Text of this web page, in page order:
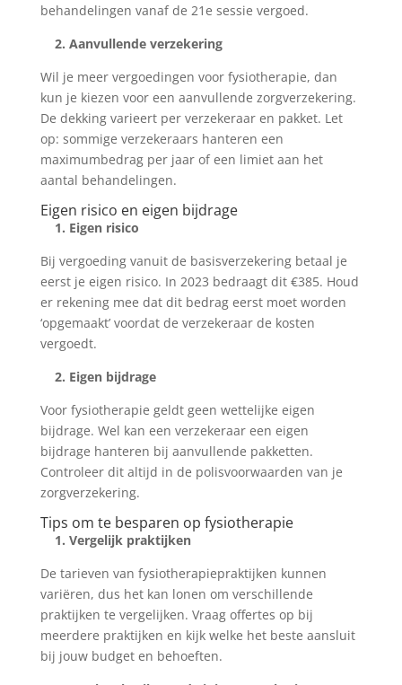
behandelingen vanaf de 21e sessie vergoed.
2. Aanvullende verzekering
Wil je meer vergoedingen voor fysiotherapie, dan
kun je kiezen voor een aanvullende zorgverzekering.
De dekking varieert per verzekeraar en pakket. Let
op: sommige verzekeraars hanteren een
maximumbedrag per jaar of een limiet aan het
aantal behandelingen.
Eigen risico en eigen bijdrage
1. Eigen risico
Bij vergoeding vanuit de basisverzekering betaal je
eerst je eigen risico. In 2023 bedraagt dit €385. Houd
er rekening mee dat dit bedrag eerst moet worden
‘opgemaakt’ voordat de verzekeraar de kosten
vergoedt.
2. Eigen bijdrage
Voor fysiotherapie geldt geen wettelijke eigen
bijdrage. Wel kan een verzekeraar een eigen
bijdrage hanteren bij aanvullende pakketten.
Controleer dit altijd in de polisvoorwaarden van je
zorgverzekering.
Tips om te besparen op fysiotherapie
1. Vergelijk praktijken
De tarieven van fysiotherapiepraktijken kunnen
variëren, dus het kan lonen om verschillende
praktijken te vergelijken. Vraag offertes op bij
meerdere praktijken en kijk welke het beste aansluit
bij jouw budget en behoeften.